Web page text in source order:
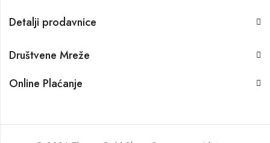
Detalji prodavnice
Društvene Mreže
Online Plaćanje